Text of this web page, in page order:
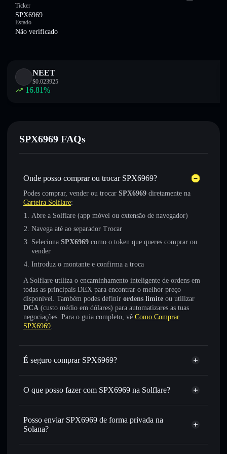
Ticker
SPX6969
Estado
Não verificado
NEET
$0.023925
16.81%
SPX6969 FAQs
Onde posso comprar ou trocar SPX6969?
Podes comprar, vender ou trocar SPX6969 diretamente na
Carteira Solflare:
Abre a Solflare (app móvel ou extensão de navegador)
Navega até ao separador Trocar
Seleciona SPX6969 como o token que queres comprar ou
vender
Introduz o montante e confirma a troca
A Solflare utiliza o encaminhamento inteligente de ordens em
todas as principais DEX para encontrar o melhor preço
disponível. Também podes definir ordens limite ou utilizar
DCA (custo médio em dólares) para automatizares as tuas
negociações. Para o guia completo, vê Como Comprar
SPX6969.
É seguro comprar SPX6969?
SPX6969 não está verificado
O que posso fazer com SPX6969 na Solflare?
SPX6969
Carteira Solflare
Trocar instantaneamente — trocar SPX6969 por SOL,
USDC ou milhares de outros tokens Solana com
melhor preço disponível
Posso enviar SPX6969 de forma privada na
Solana?
Agregador de Privacidade